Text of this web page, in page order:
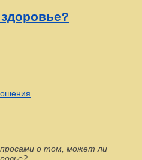
о том, может ли